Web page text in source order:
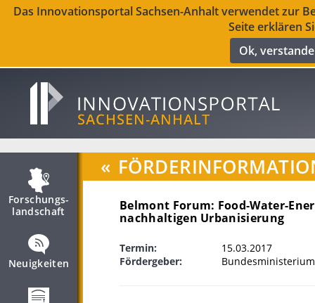
Das Innovationsportal Sachsen-Anhalt verwendet zur
Seite erklären
Ok,
Forschungs­
landschaft
Neuigkeiten
«
Belmont Forum: Food-Water-
nachhaltigen Urbanisierung
Termin:
15.03.2017
Fördergeber: